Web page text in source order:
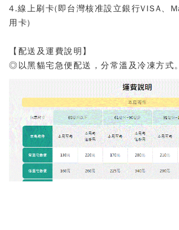
4.線上刷卡(即台灣核准設立銀行VISA、
用卡)
【配送及運費說明】
◎以黑貓宅急便配送，分常溫及冷凍方式。